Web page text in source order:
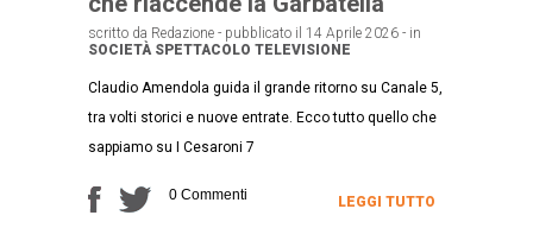
scritto da Redazione - pubblicato il 14 Aprile 2026 - in
SOCIETÀ SPETTACOLO TELEVISIONE
Claudio Amendola guida il grande ritorno su Canale 5,
tra volti storici e nuove entrate. Ecco tutto quello che
sappiamo su I Cesaroni 7
0 Commenti LEGGI TUTTO